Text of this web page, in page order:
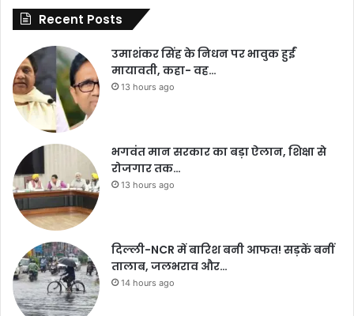
Recent Posts
उमाशंकर सिंह के निधन पर भावुक हुईं
मायावती, कहा- वह…
13 hours ago
भगवंत मान सरकार का बड़ा ऐलान, शिक्षा से
रोजगार तक…
13 hours ago
दिल्ली-NCR में बारिश बनी आफत! सड़कें बनीं
तालाब, जलभराव और…
14 hours ago